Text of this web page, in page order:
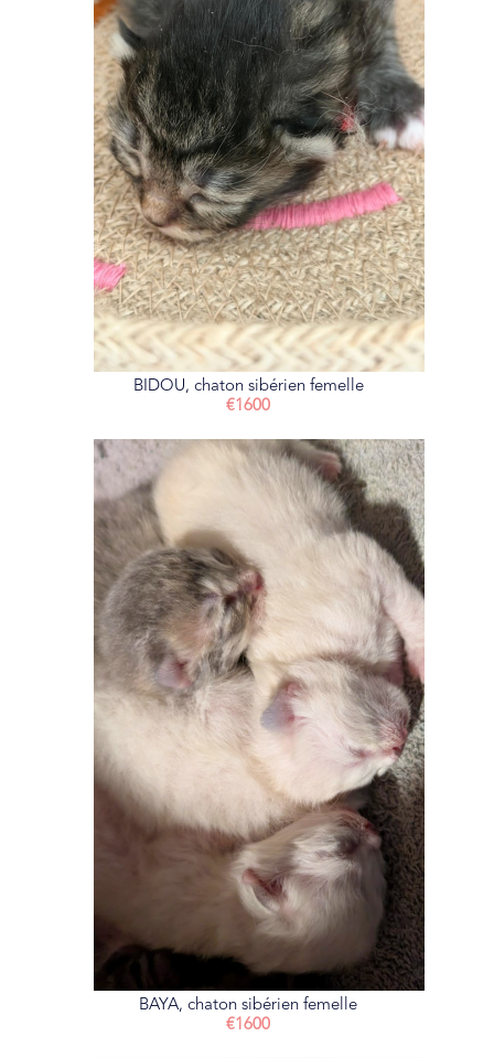
BIDOU, chaton sibérien femelle
€1600
BAYA, chaton sibérien femelle
€1600